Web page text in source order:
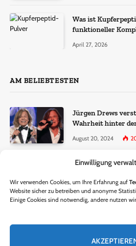
Einwilligung
Wir verwenden Cookies, um Ihre Erfahrung auf
Website sicher zu betreiben und anonyme
Einige Cookies sind notwendig, andere nutzen
Was ist
funktioneller
April 27, 2026
AM BELIEBTESTEN
Jürgen Drews
Wahrheit hinter
August 20, 2024
Ralf Dammasch
June 26, 2024
hinter den
October 5, 2024